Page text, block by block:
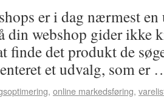
er i dag nærmest
din webshop gider ikke
finde det produkt de
et udvalg, som
, online markedsføring,